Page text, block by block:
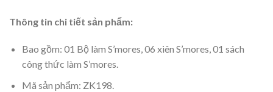
Thông tin chi tiết sản phẩm:
Bao gồm: 01 Bộ làm S’mores, 06 xiên S’mores, 01 sách
công thức làm S’mores.
Mã sản phẩm: ZK198.